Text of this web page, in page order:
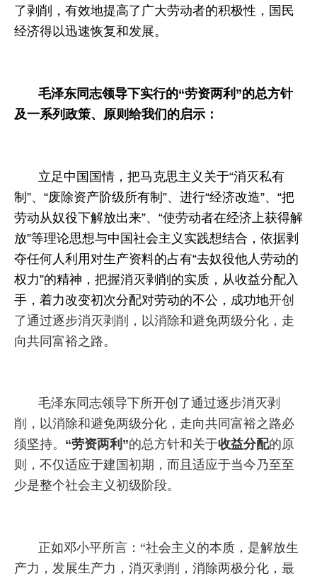
了剥削，有效地提高了广大劳动者的积极性，国民
经济得以迅速恢复和发展。
毛泽东同志领导下实行的“劳资两利”的总方针
及一系列政策、原则给我们的启示：
立足中国国情 ，把马克思主义关于“消灭私有
制”、“废除资产阶级所有制”、进行“经济改造”、“把
劳动从奴役下解放出来”、“使劳动者在经济上获得解
放”等理论思想与中国社会主义实践想结合，依据剥
夺任何人利用对生产资料的占有“去奴役他人劳动的
权力”的精神，把握消灭剥削的实质，从收益分配入
手，着力改变初次分配对劳动的不公，成功地开创
了通过逐步消灭剥削，以消除和避免两级分化，走
向共同富裕之路。
毛泽东同志领导下所开创了通过逐步消灭剥
削，以消除和避免两级分化，走向共同富裕之路必
须坚持。 “劳资两利”的总方针和关于收益分配的原
则，不仅适应于建国初期，而且适应于当今乃至至
少是整个社会主义初级阶段。
正如邓小平所言： “社会主义的本质，是解放生
产力，发展生产力，消灭剥削，消除两极分化，最